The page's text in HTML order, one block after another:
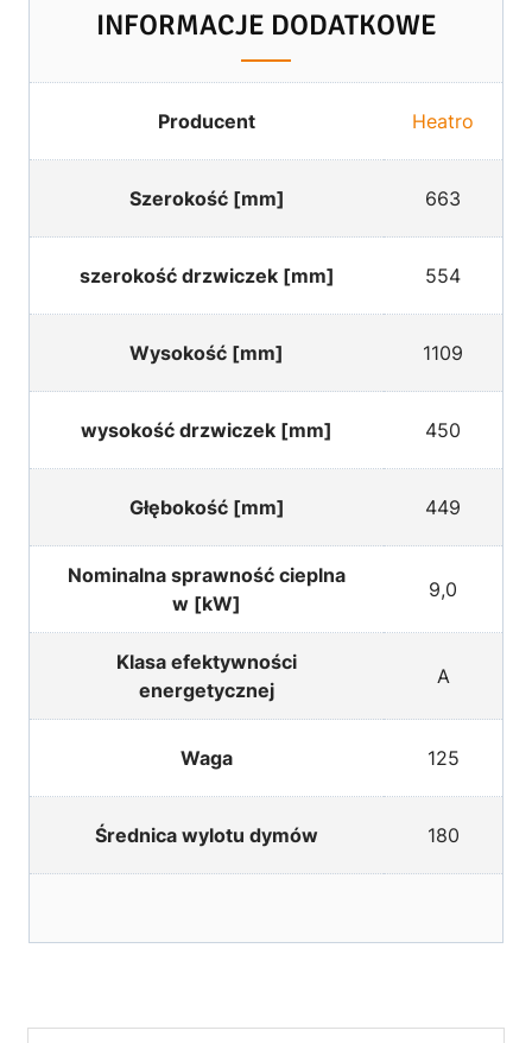
INFORMACJE DODATKOWE
Producent Heatro
Szerokość [mm] 663
szerokość drzwiczek [mm] 554
Wysokość [mm] 1109
wysokość drzwiczek [mm] 450
Głębokość [mm] 449
Nominalna sprawność cieplna
w [kW]
9,0
Klasa efektywności
energetycznej
A
Waga 125
Średnica wylotu dymów 180